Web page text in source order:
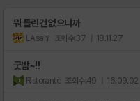
뭐 틀린건 없으니까
LAsahi 조회수:37 | 18.11.27
굿밤~!!
Ristorante 조회수:49 | 16.09.02